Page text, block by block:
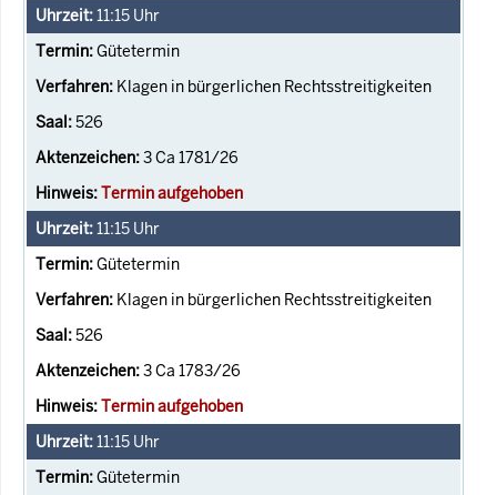
11:15 Uhr
Gütetermin
Klagen in bürgerlichen Rechtsstreitigkeiten
526
3 Ca 1781/26
Termin aufgehoben
11:15 Uhr
Gütetermin
Klagen in bürgerlichen Rechtsstreitigkeiten
526
3 Ca 1783/26
Termin aufgehoben
11:15 Uhr
Gütetermin